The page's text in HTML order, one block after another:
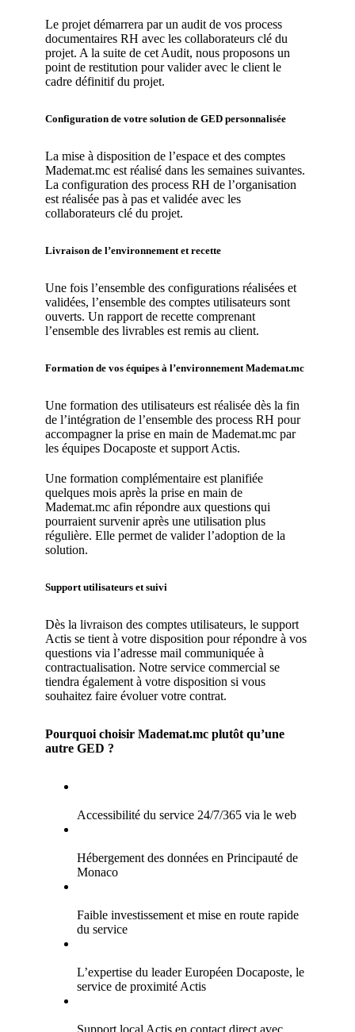
Le projet démarrera par un audit de vos process
documentaires RH avec les collaborateurs clé du
projet. A la suite de cet Audit, nous proposons un
point de restitution pour valider avec le client le
cadre définitif du projet.
Configuration de votre solution de GED personnalisée
La mise à disposition de l’espace et des comptes
Mademat.mc est réalisé dans les semaines suivantes.
La configuration des process RH de l’organisation
est réalisée pas à pas et validée avec les
collaborateurs clé du projet.
Livraison de l’environnement et recette
Une fois l’ensemble des configurations réalisées et
validées, l’ensemble des comptes utilisateurs sont
ouverts. Un rapport de recette comprenant
l’ensemble des livrables est remis au client.
Formation de vos équipes à l’environnement Mademat.mc
Une formation des utilisateurs est réalisée dès la fin
de l’intégration de l’ensemble des process RH pour
accompagner la prise en main de Mademat.mc par
les équipes Docaposte et support Actis.
Une formation complémentaire est planifiée
quelques mois après la prise en main de
Mademat.mc afin répondre aux questions qui
pourraient survenir après une utilisation plus
régulière. Elle permet de valider l’adoption de la
solution.
Support utilisateurs et suivi
Dès la livraison des comptes utilisateurs, le support
Actis se tient à votre disposition pour répondre à vos
questions via l’adresse mail communiquée à
contractualisation. Notre service commercial se
tiendra également à votre disposition si vous
souhaitez faire évoluer votre contrat.
Pourquoi choisir Mademat.mc plutôt qu’une
autre GED ?
Accessibilité du service 24/7/365 via le web
Hébergement des données en Principauté de
Monaco
Faible investissement et mise en route rapide
du service
L’expertise du leader Européen Docaposte, le
service de proximité Actis
Support local Actis en contact direct avec